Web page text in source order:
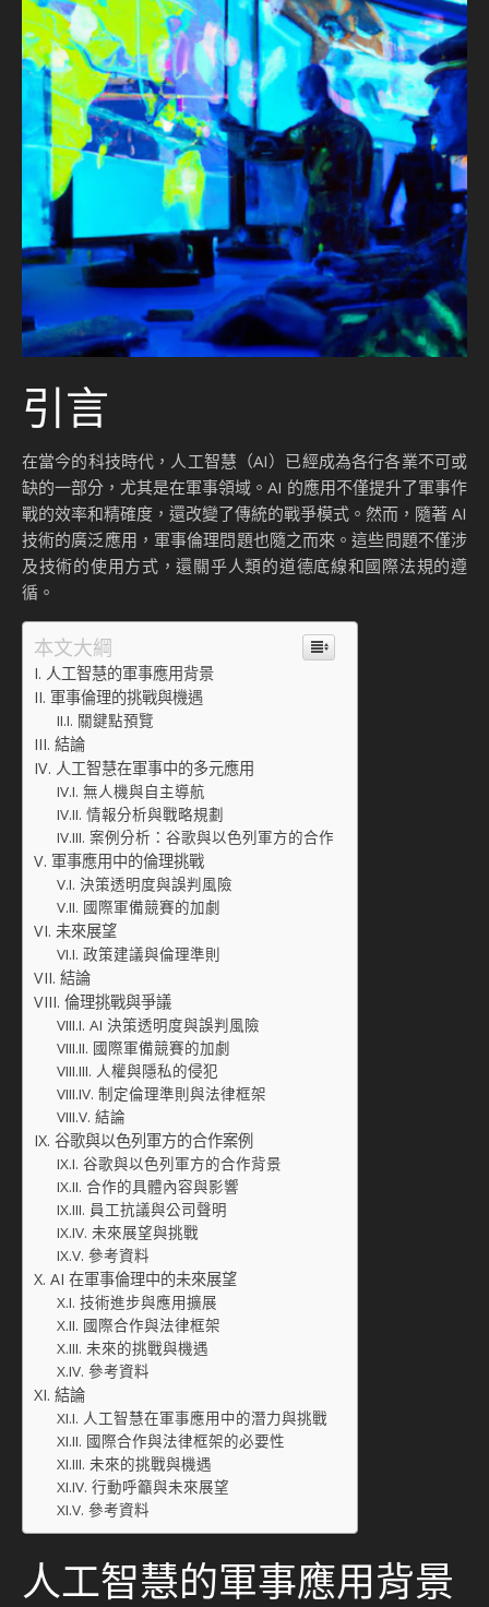
引言
在當今的科技時代，人工智慧（AI）已經成為各行各業不可或
缺的一部分，尤其是在軍事領域。AI 的應用不僅提升了軍事作
戰的效率和精確度，還改變了傳統的戰爭模式。然而，隨著 AI
技術的廣泛應用，軍事倫理問題也隨之而來。這些問題不僅涉
及技術的使用方式，還關乎人類的道德底線和國際法規的遵
循。
本文大綱
人工智慧的軍事應用背景
軍事倫理的挑戰與機遇
關鍵點預覽
結論
人工智慧在軍事中的多元應用
無人機與自主導航
情報分析與戰略規劃
案例分析：谷歌與以色列軍方的合作
軍事應用中的倫理挑戰
決策透明度與誤判風險
國際軍備競賽的加劇
未來展望
政策建議與倫理準則
結論
倫理挑戰與爭議
AI 決策透明度與誤判風險
國際軍備競賽的加劇
人權與隱私的侵犯
制定倫理準則與法律框架
結論
谷歌與以色列軍方的合作案例
谷歌與以色列軍方的合作背景
合作的具體內容與影響
員工抗議與公司聲明
未來展望與挑戰
參考資料
AI 在軍事倫理中的未來展望
技術進步與應用擴展
國際合作與法律框架
未來的挑戰與機遇
參考資料
結論
人工智慧在軍事應用中的潛力與挑戰
國際合作與法律框架的必要性
未來的挑戰與機遇
行動呼籲與未來展望
參考資料
人工智慧的軍事應用背景